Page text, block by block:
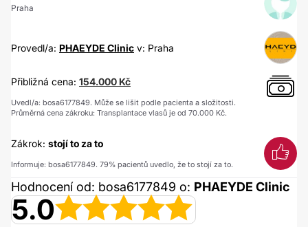
Praha
Provedl/a: PHAEYDE Clinic v: Praha
Přibližná cena: 154.000 Kč
Uvedl/a: bosa6177849. Může se lišit podle pacienta a složitosti.
Průměrná cena zákroku: Transplantace vlasů je od 70.000 Kč.
Zákrok: stojí to za to
Informuje: bosa6177849. 79% pacientů uvedlo, že to stojí za to.
Hodnocení od: bosa6177849 o: PHAEYDE Clinic
5.0